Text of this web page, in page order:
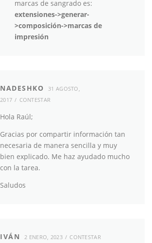
marcas de sangrado es:
extensiones->generar-
>composición->marcas de
impresión
NADESHKO
31 AGOSTO,
2017
CONTESTAR
Hola Raúl;
Gracias por compartir información tan
necesaria de manera sencilla y muy
bien explicado. Me haz ayudado mucho
con la tarea.
Saludos
IVÁN 2 ENERO, 2023 CONTESTAR